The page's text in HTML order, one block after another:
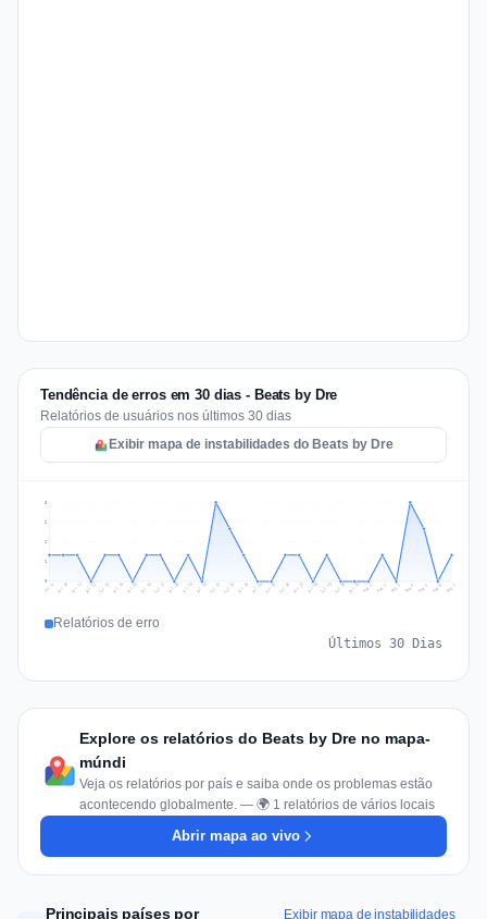
Tendência de erros em 30 dias - Beats by Dre
Relatórios de usuários nos últimos 30 dias
Exibir mapa de instabilidades do Beats by Dre
1
2
2
3
Jul 9 Jul 10 Jul 11 Jul 12 Jul 13 Jul 14 Jul 15 Jul 16 Jul 17 Jul 18 Jul 19 Jul 20 Jul 21 Jul 22 Jul 23 Jul 24 Jul 25 Jul 26 Jul 27 Jul 28 Jul 29 Jul 30 Jul 31 Aug 1 Aug 2 Aug 3 Aug 4 Aug 5 Aug 6 Aug 7
Relatórios de erro
Últimos 30 Dias
Explore os relatórios do Beats by Dre no mapa-
múndi
Veja os relatórios por país e saiba onde os problemas estão
acontecendo globalmente. — 🌍 1 relatórios de vários locais
Abrir mapa ao vivo
Principais países por Exibir mapa de instabilidades